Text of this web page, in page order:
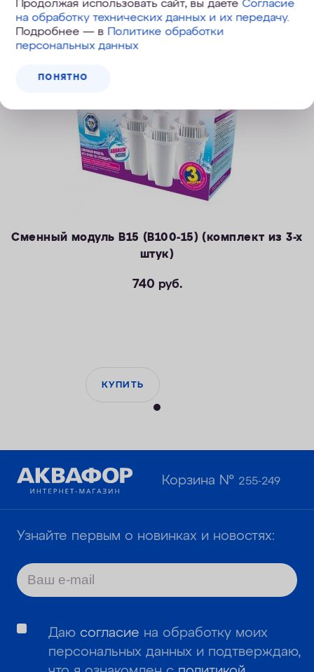
Сменный модуль В15 (В100-15) (комплект из 3-х
штук)
740 руб.
КУПИТЬ
Продолжая использовать сайт, вы даетеСогласие
на обработку технических данных и их передачу.
Подробнее — в Политике обработки
персональных данных
ПОНЯТНО
Корзина № 255-249
Узнайте первым о новинках и новостях:
Даю согласие на обработку моих
персональных данных и подтверждаю,